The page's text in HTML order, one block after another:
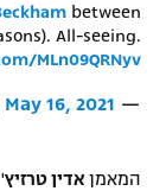
between
All-seeing.
MLn09QRNyv
— OptaFranz (@OptaFranz)
May 16, 2021
המאמן אדין טרזיץ